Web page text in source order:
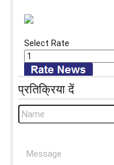
Select Rate
प्रतिक्रिया दें